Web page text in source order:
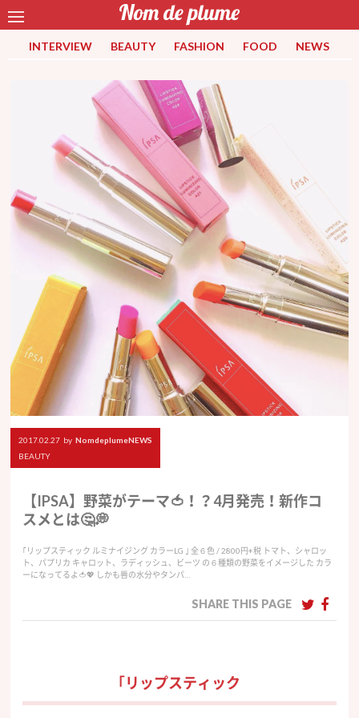
INTERVIEW BEAUTY FASHION FOOD NEWS
2017.02.27 by NomdeplumeNEWS
BEAUTY
【IPSA】野菜がテーマ🍅！？4月発売！新作コ
スメとは🤔💭
｢リップスティック ルミナイジング カラーLG ｣ 全６色 / 2800円+税 トマト、シャロッ
ト、パプリカ キャロット、ラディッシュ、ビーツ の６種類の野菜をイメージした カラ
ーになってるよ🍅💖 しかも唇の水分やタンパ…
SHARE THIS PAGE
｢リップスティック